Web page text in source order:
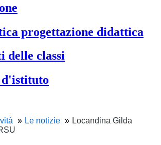
progettazione didattica
delle classi
Le notizie
Locandina Gilda